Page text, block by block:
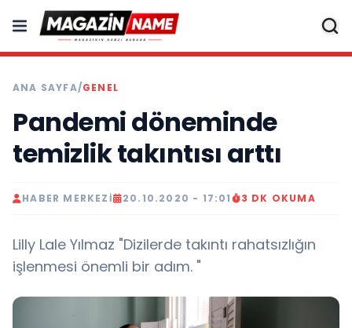
ANA SAYFA/GENEL
Pandemi döneminde
temizlik takıntısı arttı
HABER MERKEZI 20.10.2020 - 17:01 3 DK OKUMA
Lilly Lale Yılmaz "Dizilerde takıntı rahatsızlığın
işlenmesi önemli bir adım. "